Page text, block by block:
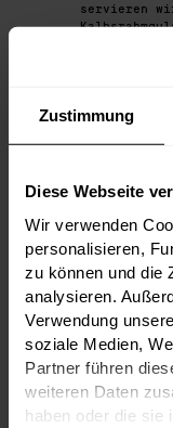
Zustimmung
Diese Webseite
Wir verwenden
personalisieren,
zu können und die
analysieren.
Verwendung
soziale Medien,
Partner führen
weiteren Daten
haben oder die sie
servieren
Tement
Jacquesson
Larmandier-
Extra Brut
Chateau
Comtesse
Chateau
Robert Parker
FLIGHT 3:
Chateau